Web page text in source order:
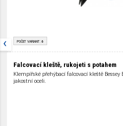
POČET VARIANT: 6
Falcovací kleště, rukojeti s potahem
Klempířské přehýbací falcovací kleště
jakostní oceli.
‹